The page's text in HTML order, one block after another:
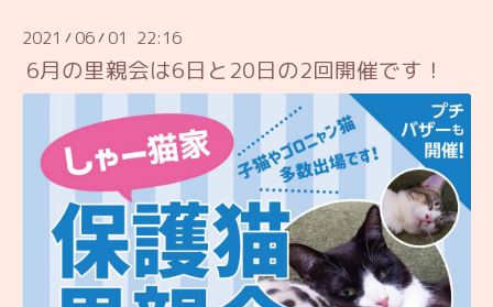
2021 / 06/ 01 22:16
6月の里親会は6日と20日の2回開催です！